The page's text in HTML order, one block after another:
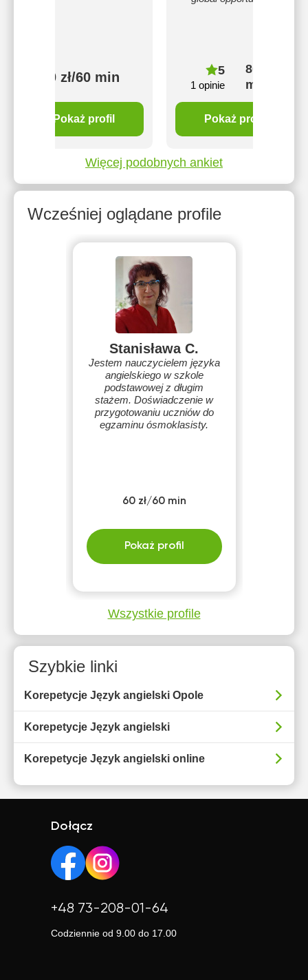
50 zł/60 min
Pokaż profil
5
1 opinie
80 zł/60
min
Pokaż profil
Więcej podobnych ankiet
Wcześniej oglądane profile
Stanisława C.
Jestem nauczycielem języka
angielskiego w szkole
podstawowej z długim
stażem. Doświadczenie w
przygotowaniu uczniów do
egzaminu ósmoklasisty.
60 zł/60 min
Pokaż profil
Wszystkie profile
Szybkie linki
Korepetycje Język angielski Opole
Korepetycje Język angielski
Korepetycje Język angielski online
Dołącz
+48 73-208-01-64
Codziennie od 9.00 do 17.00